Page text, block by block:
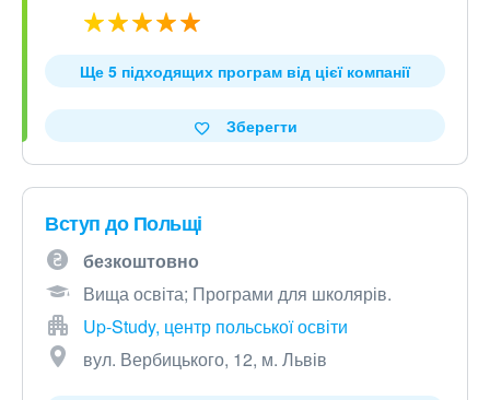
Ще 5 підходящих програм від цієї компанії
Зберегти
Вступ до Польщі
безкоштовно
Вища освіта; Програми для школярів.
Up-Study, центр польської освіти
вул. Вербицького, 12, м. Львів